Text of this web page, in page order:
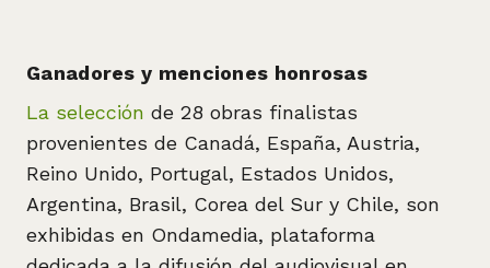
Ganadores y menciones honrosas
La selección de 28 obras finalistas
provenientes de Canadá, España, Austria,
Reino Unido, Portugal, Estados Unidos,
Argentina, Brasil, Corea del Sur y Chile, son
exhibidas en Ondamedia, plataforma